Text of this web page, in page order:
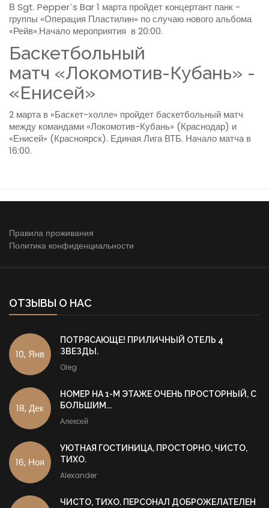
В Sgt. Pepper`s Bar 1 марта пройдет концертант панк -
группы «Операция Пластилин» по случаю нового альбома
«Рейв».Начало мероприятия в 20:00.
Баскетбольный
матч «Локомотив-Кубань» -
«Енисей»
2 марта в «Баскет-холле» пройдет баскетбольный матч
между командами «Локомотив-Кубань» (Краснодар) и
«Енисей» (Красноярск). Единая Лига ВТБ. Начало матча в
16:00.
Правила проживания
Политика конфиденциальности
ОТЗЫВЫ О НАС
10, Янв
ПОТРЯСАЮЩЕ! ПРИЛИЧНЫЙ ОТЕЛЬ 4
ЗВЕЗДЫ.
Oleg
18, Дек
НОМЕР НА 1-М ЭТАЖЕ ОЧЕНЬ ПРОСТОРНЫЙ, С
БОЛЬШИМ...
Алексей
16, Ноя
УЮТНАЯ ГОСТИНИЦА, ПРОСТОРНО, ЧИСТО,
ТИХО.
Alexander
ЧИСТО, ТИХО. ПЕРСОНАЛ ДОБРОЖЕЛАТЕЛЕН